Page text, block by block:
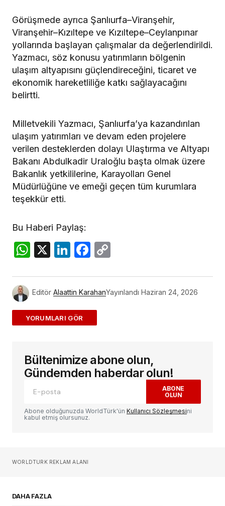
Görüşmede ayrıca Şanlıurfa–Viranşehir,
Viranşehir–Kızıltepe ve Kızıltepe–Ceylanpınar
yollarında başlayan çalışmalar da değerlendirildi.
Yazmacı, söz konusu yatırımların bölgenin
ulaşım altyapısını güçlendireceğini, ticaret ve
ekonomik hareketliliğe katkı sağlayacağını
belirtti.
Milletvekili Yazmacı, Şanlıurfa’ya kazandırılan
ulaşım yatırımları ve devam eden projelere
verilen desteklerden dolayı Ulaştırma ve Altyapı
Bakanı Abdulkadir Uraloğlu başta olmak üzere
Bakanlık yetkililerine, Karayolları Genel
Müdürlüğüne ve emeği geçen tüm kurumlara
teşekkür etti.
Bu Haberi Paylaş:
WhatsApp
X LinkedIn
Facebook
Editör Alaattin KarahanYayınlandı Haziran 24, 2026
ADD A COMMENT
E-posta adresiniz yayınlanmayacak.
alanlar*ile işaretlenmişlerdir
Yorum
Sizin adınız*
Bültenimize abone olun,
Gündemden haberdar olun!
ABONE
OLUN
Abone olduğunuzda WorldTürk'ün Kullanıcı Sözleşmesini
kabul etmiş olursunuz.
WORLDTURK REKLAM ALANI
DAHA FAZLA